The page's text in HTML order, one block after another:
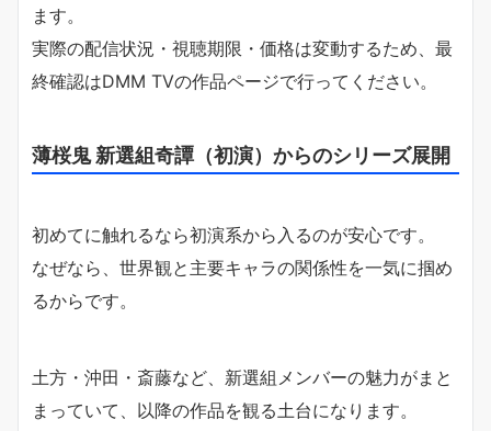
ます。
実際の配信状況・視聴期限・価格は変動するため、最
終確認はDMM TVの作品ページで行ってください。
薄桜鬼 新選組奇譚（初演）からのシリーズ展開
初めてに触れるなら初演系から入るのが安心です。
なぜなら、世界観と主要キャラの関係性を一気に掴め
るからです。
土方・沖田・斎藤など、新選組メンバーの魅力がまと
まっていて、以降の作品を観る土台になります。